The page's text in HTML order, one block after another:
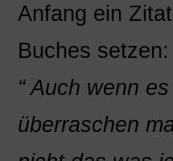
Anfang ein
Buches setzen:
“ Auch wenn
überraschen